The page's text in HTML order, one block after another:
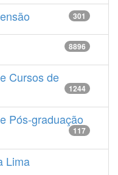
301
8896
Cursos de
1244
Pós-graduação
117
Lima